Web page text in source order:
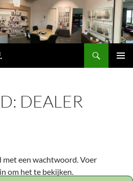
DEALER
met een wachtwoord. Voer
om het te bekijken.